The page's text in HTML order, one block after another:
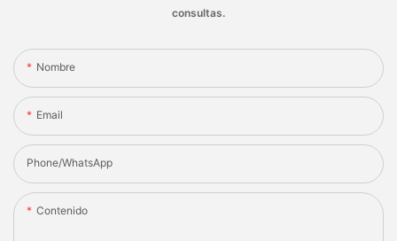
consultas.
Nombre
Email
Phone/whatsApp
Contenido